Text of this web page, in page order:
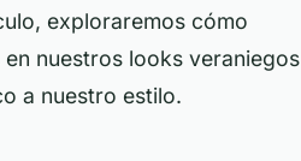
exploraremos cómo
en nuestros looks veraniegos
a nuestro estilo.